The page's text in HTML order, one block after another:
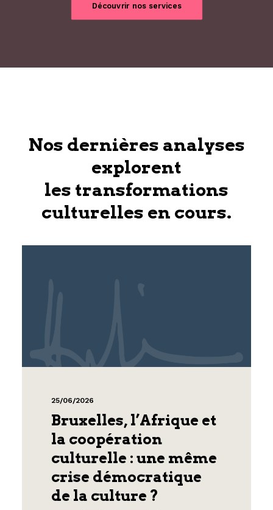
Découvrir nos services
Nos dernières analyses
explorent
les transformations
culturelles en cours.
25/06/2026
Bruxelles, l’Afrique et
la coopération
culturelle : une même
crise démocratique
de la culture ?